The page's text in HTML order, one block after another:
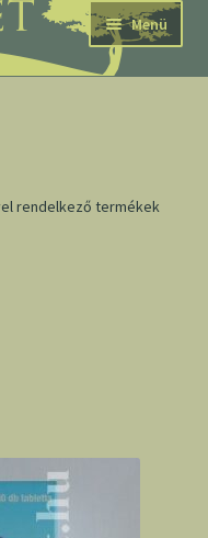
Menü
rendelkező termékek